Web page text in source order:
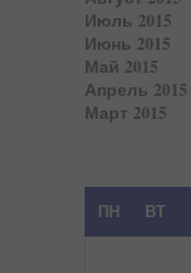
Июль 2015
Июнь 2015
Май 2015
Апрель 2015
Март 2015
ПН ВТ